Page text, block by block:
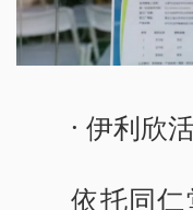
· 伊利欣
依托同